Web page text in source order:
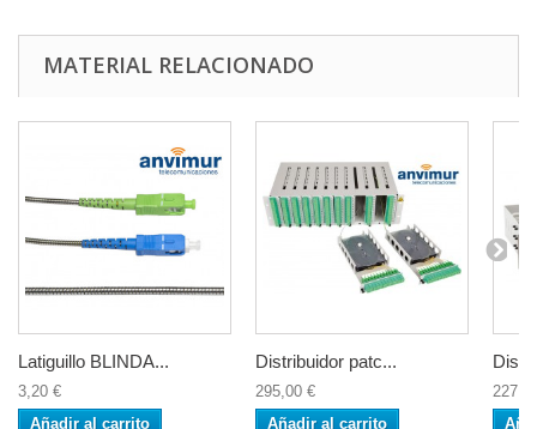
MATERIAL RELACIONADO
Latiguillo BLINDA...
3,20 €
Añadir al carrito
Distribuidor patc...
295,00 €
Añadir al carrito